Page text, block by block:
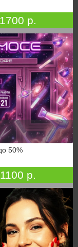
1700 р.
50%
1100 р.